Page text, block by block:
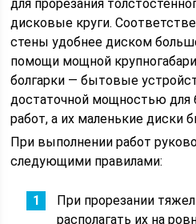
для прорезания
дисковые круги.
стены удобнее диском
помощи мощной
болгарки — бытовые
достаточной мощностью для
работ, а их маленькие диски
При выполнении работ
следующими правилами:
При прорезании
располагать их на